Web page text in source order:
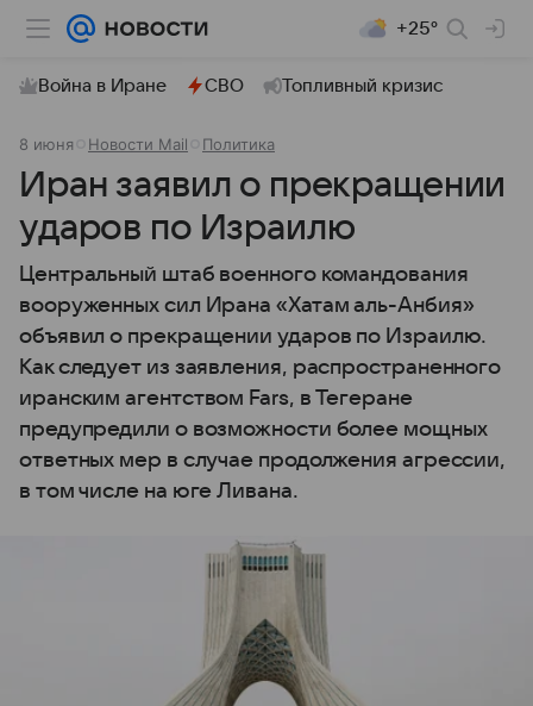
+25°
Война в Иране СВО Топливный кризис
8 июня Новости Mail Политика
Иран заявил о прекращении
ударов по Израилю
Центральный штаб военного командования
вооруженных сил Ирана «Хатам аль-Анбия»
объявил о прекращении ударов по Израилю.
Как следует из заявления, распространенного
иранским агентством Fars, в Тегеране
предупредили о возможности более мощных
ответных мер в случае продолжения агрессии,
в том числе на юге Ливана.